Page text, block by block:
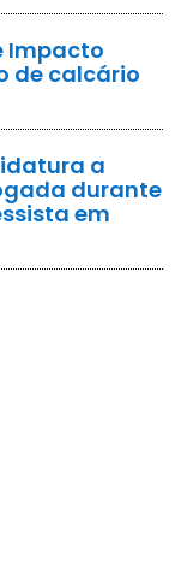
Impacto
de calcário
a
durante
em